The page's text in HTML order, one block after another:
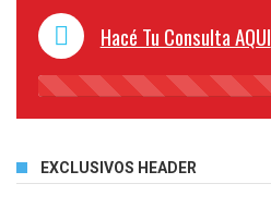
Hacé Tu Consulta AQUI
45%
EXCLUSIVOS HEADER